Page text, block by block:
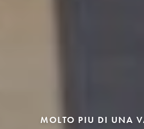
MOLTO PIU DI UNA